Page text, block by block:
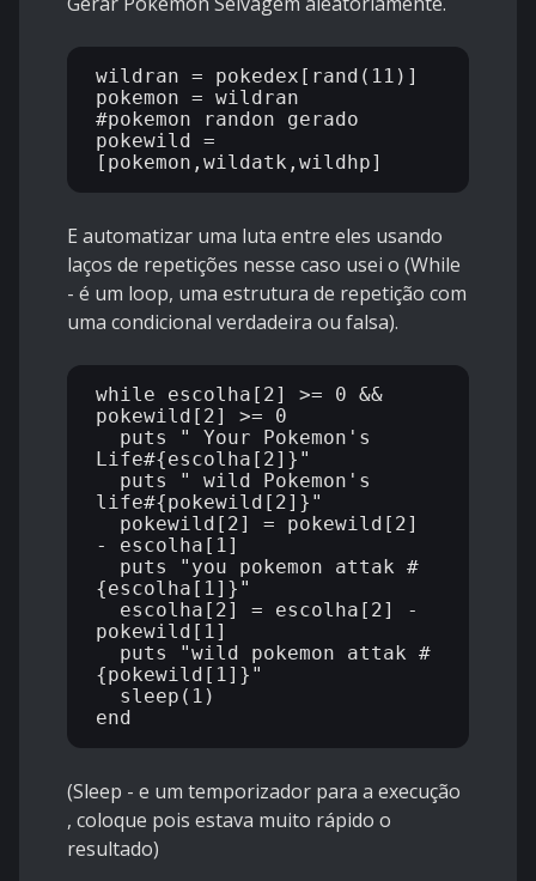
wildran = pokedex[rand(11)]
pokemon = wildran
#pokemon randon gerado
pokewild =
E automatizar uma luta entre eles usando
laços de repetições nesse caso usei o (While
- é um loop, uma estrutura de repetição com
uma condicional verdadeira ou falsa).
while escolha[2] >= 0 &&
pokewild[2] >= 0
puts " Your Pokemon's
Life#{escolha[2]}"
puts " wild Pokemon's
life#{pokewild[2]}"
pokewild[2] = pokewild[2]
- escolha[1]
puts "you pokemon attak #
{escolha[1]}"
escolha[2] = escolha[2] -
pokewild[1]
puts "wild pokemon attak #
{pokewild[1]}"
sleep(1)
(Sleep - e um temporizador para a execução
, coloque pois estava muito rápido o
resultado)